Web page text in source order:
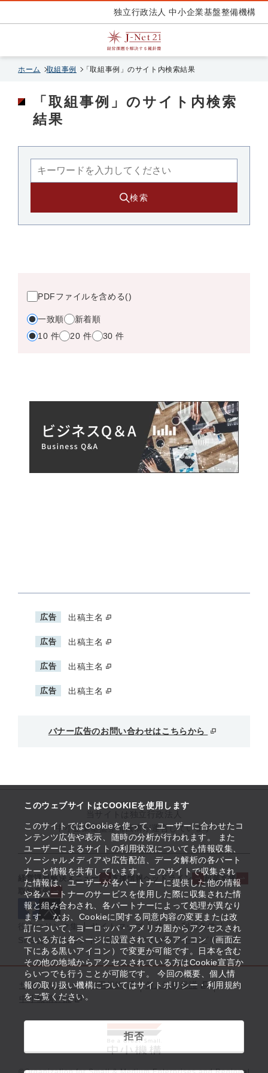
このウェブサイトはCOOKIEを使用します
このサイトではCookieを使って、ユーザーに合わせたコ
ンテンツ広告や表示、随時の分析が行われます。 また
ユーザーによるサイトの利用状況についても情報収集、
ソーシャルメディアや広告配信、データ解析の各パート
ナーと情報を共有しています。 このサイトで収集され
た情報は、ユーザーが各パートナーに提供した他の情報
や各パートナーのサービスを使用した際に収集された情
報と組み合わされ、各パートナーによって処理が異なり
ます。 なお、Cookieに関する同意内容の変更または改
訂について、ヨーロッパ・アメリカ圏からアクセスされ
ている方は各ページに設置されているアイコン（画面左
下にある黒いアイコン）で変更が可能です。日本を含む
その他の地域からアクセスされている方はCookie宣言か
らいつでも行うことが可能です。 今回の概要、個人情
報の取り扱い機構についてはサイトポリシー・利用規約
をご覧ください。
拒否
独立行政法人 中小企業基盤整備機構
ホーム 取組事例 「取組事例」のサイト内検索結果
「取組事例」のサイト内検索
結果
検索
PDFファイルを含める()
一致順
新着順
10 件
20 件 30 件
広告 出稿主名
広告 出稿主名
広告 出稿主名
広告 出稿主名
バナー広告のお問い合わせはこちらから
中小企業基盤整備機構が運営しています
経営課題解決メニュー 支援情報ヘッドライン
起業支援
取組事例
役立つリンク集 サイトマップ
サイト利用条件
SNS公式アカウント一覧
ウェブアクセシビリティ
サイトポリシー・利用規約
個人情報保護
中小機構とは